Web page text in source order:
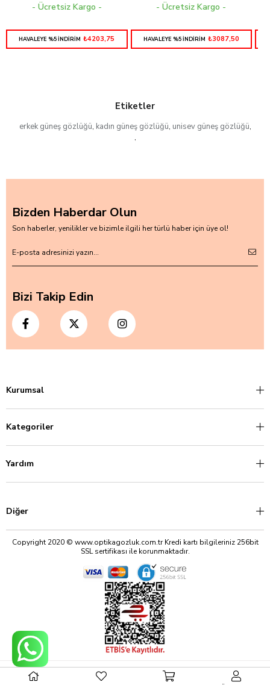
Ücretsiz Kargo
HAVALEYE %5 İNDİRİM ₺4203,75
Ücretsiz Kargo
HAVALEYE %5 İNDİRİM ₺3087,50
Etiketler
erkek güneş gözlüğü, kadın güneş gözlüğü, unisev güneş gözlüğü,
,
Bizden Haberdar Olun
Son haberler, yenilikler ve bizimle ilgili her türlü haber için üye ol!
Bizi Takip Edin
Kurumsal
Kategoriler
Yardım
Diğer
Copyright 2020 © www.optikagozluk.com.tr Kredi kartı bilgileriniz 256bit
SSL sertifikası ile korunmaktadır.